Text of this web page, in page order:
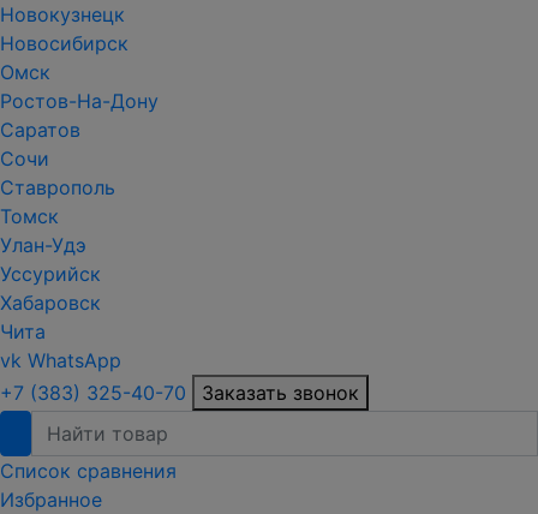
Новокузнецк
Новосибирск
Омск
Ростов-На-Дону
Саратов
Сочи
Ставрополь
Томск
Улан-Удэ
Уссурийск
Хабаровск
Чита
vk WhatsApp
+7 (383) 325-40-70
Заказать звонок
Список сравнения
Избранное